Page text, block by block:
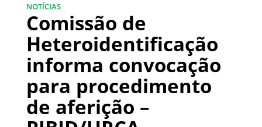
NOTÍCIAS
Comissão de
Heteroidentificação
informa convocação
para procedimento
de aferição –